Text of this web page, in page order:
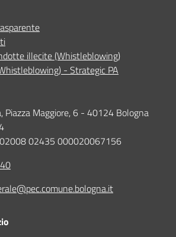
illecite (Whistleblowing)
- Strategic PA
Piazza Maggiore, 6 - 40124 Bologna
02008 02435 000020067156